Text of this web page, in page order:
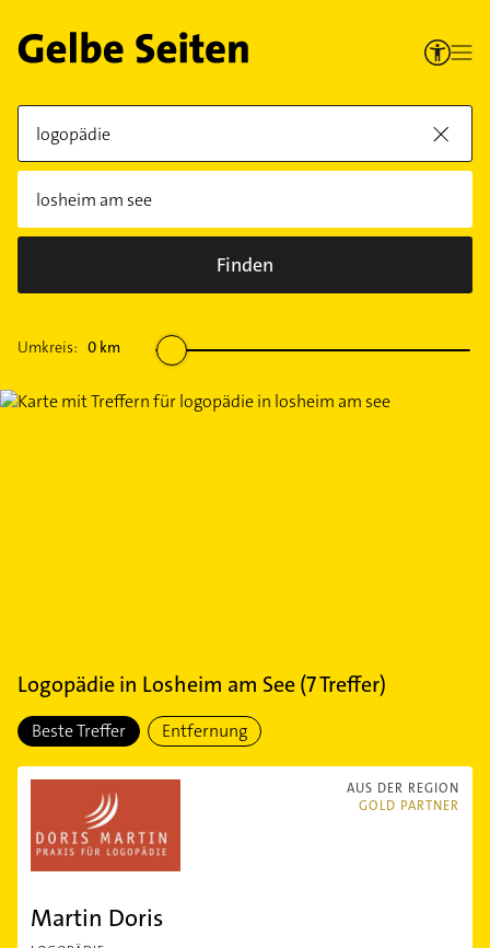
Finden
Umkreis: 0 km
Logopädiein Losheim am See(7Treffer)
Beste Treffer Entfernung
AUS DER REGION
GOLD PARTNER
Martin Doris